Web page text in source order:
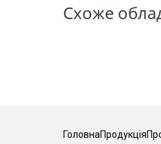
Схоже
ГоловнаПродукція